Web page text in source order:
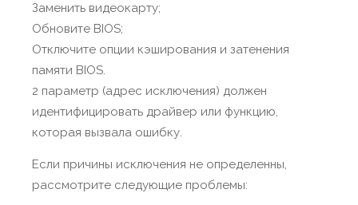
Заменить видеокарту;
Обновите BIOS;
Отключите опции кэширования и затенения
памяти BIOS.
2 параметр (адрес исключения) должен
идентифицировать драйвер или функцию,
которая вызвала ошибку.
Если причины исключения не определенны,
рассмотрите следующие проблемы: